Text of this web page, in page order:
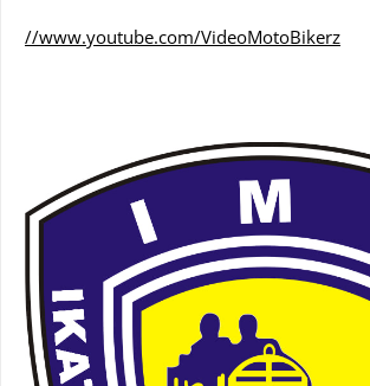
//www.youtube.com/VideoMotoBikerz